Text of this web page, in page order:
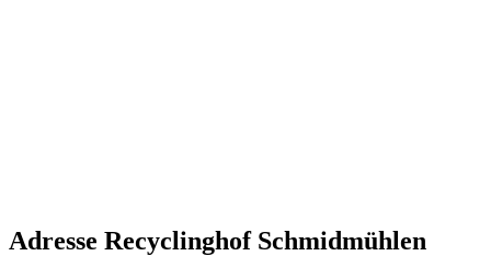
Adresse Recyclinghof Schmidmühlen